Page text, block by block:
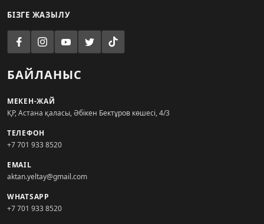
БІЗГЕ ЖАЗЫЛУ
БАЙЛАНЫС
МЕКЕН-ЖАЙ
ҚР, Астана қаласы, Әбікен Бектұров көшесі, 4/3
ТЕЛЕФОН
+7 701 933 8520
EMAIL
aktan.yeltay@gmail.com
WHATSAPP
+7 701 933 8520